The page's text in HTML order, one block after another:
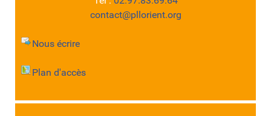
contact@pllorient.org
Nous écrire
Plan d'accès